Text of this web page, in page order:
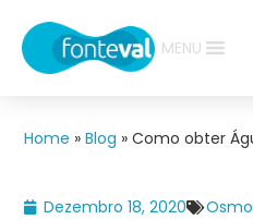
MENU
Home »Blog »Como obter
Dezembro 18, 2020